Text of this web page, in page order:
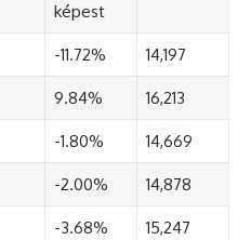
képest
-11.72% 14,197
9.84% 16,213
-1.80% 14,669
-2.00% 14,878
-3.68% 15,247